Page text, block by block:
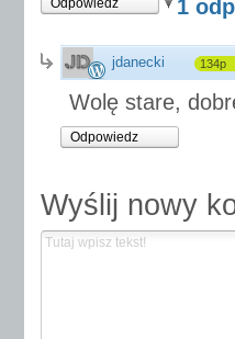
Odpowiedz 1
jdanecki 134p
Wolę stare,
Odpowiedz
Wyślij nowy